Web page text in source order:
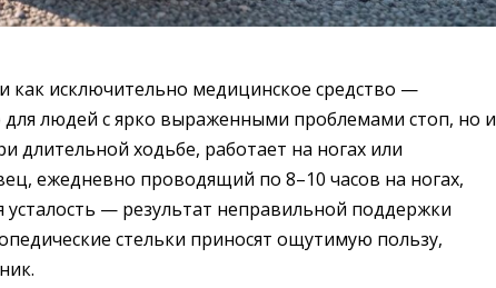
как исключительно медицинское средство —
людей с ярко выраженными проблемами стоп, но и
длительной ходьбе, работает на ногах или
ежедневно проводящий по 8–10 часов на ногах,
— результат неправильной поддержки
стельки приносят ощутимую пользу,